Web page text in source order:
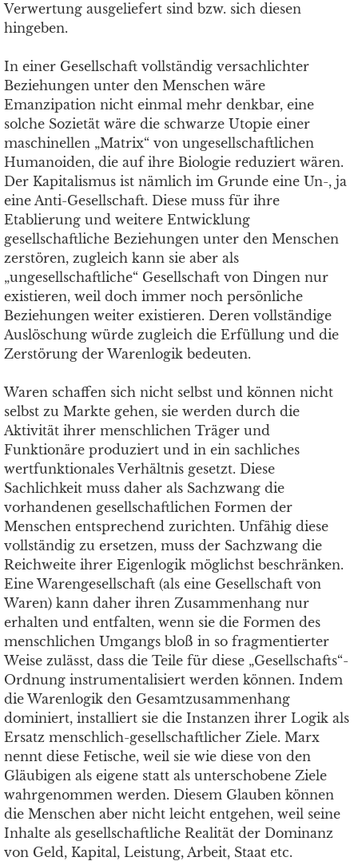
Verwertung ausgeliefert sind bzw. sich diesen
hingeben.
In einer Gesellschaft vollständig versachlichter
Beziehungen unter den Menschen wäre
Emanzipation nicht einmal mehr denkbar, eine
solche Sozietät wäre die schwarze Utopie einer
maschinellen „Matrix“ von ungesellschaftlichen
Humanoiden, die auf ihre Biologie reduziert wären.
Der Kapitalismus ist nämlich im Grunde eine Un-, ja
eine Anti-Gesellschaft. Diese muss für ihre
Etablierung und weitere Entwicklung
gesellschaftliche Beziehungen unter den Menschen
zerstören, zugleich kann sie aber als
„ungesellschaftliche“ Gesellschaft von Dingen nur
existieren, weil doch immer noch persönliche
Beziehungen weiter existieren. Deren vollständige
Auslöschung würde zugleich die Erfüllung und die
Zerstörung der Warenlogik bedeuten.
Waren schaffen sich nicht selbst und können nicht
selbst zu Markte gehen, sie werden durch die
Aktivität ihrer menschlichen Träger und
Funktionäre produziert und in ein sachliches
wertfunktionales Verhältnis gesetzt. Diese
Sachlichkeit muss daher als Sachzwang die
vorhandenen gesellschaftlichen Formen der
Menschen entsprechend zurichten. Unfähig diese
vollständig zu ersetzen, muss der Sachzwang die
Reichweite ihrer Eigenlogik möglichst beschränken.
Eine Warengesellschaft (als eine Gesellschaft von
Waren) kann daher ihren Zusammenhang nur
erhalten und entfalten, wenn sie die Formen des
menschlichen Umgangs bloß in so fragmentierter
Weise zulässt, dass die Teile für diese „Gesellschafts“-
Ordnung instrumentalisiert werden können. Indem
die Warenlogik den Gesamtzusammenhang
dominiert, installiert sie die Instanzen ihrer Logik als
Ersatz menschlich-gesellschaftlicher Ziele. Marx
nennt diese Fetische, weil sie wie diese von den
Gläubigen als eigene statt als unterschobene Ziele
wahrgenommen werden. Diesem Glauben können
die Menschen aber nicht leicht entgehen, weil seine
Inhalte als gesellschaftliche Realität der Dominanz
von Geld, Kapital, Leistung, Arbeit, Staat etc.